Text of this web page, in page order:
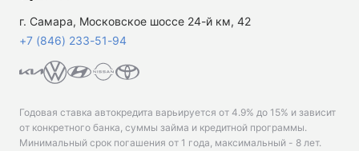
г. Самара, Московское шоссе 24-й км, 42
+7 (846) 233-51-94
Годовая ставка автокредита варьируется от 4.9% до 15% и зависит
от конкретного банка, суммы займа и кредитной программы.
Минимальный срок погашения от 1 года, максимальный - 8 лет.